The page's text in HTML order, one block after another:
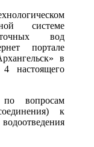
системе
вод
портале
в
настоящего
вопросам
к